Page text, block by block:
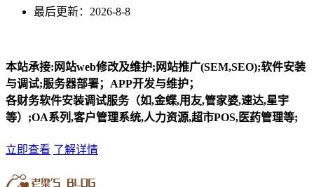
最后更新：2026-8-8
本站承接:网站web修改及维护;网站推广(SEM,SEO);软件安装
与调试;服务器部署；APP开发与维护；
各财务软件安装调试服务（如,金蝶,用友,管家婆,速达,星宇
等）;OA系列,客户管理系统,人力资源,超市POS,医药管理等;
立即查看 了解详情